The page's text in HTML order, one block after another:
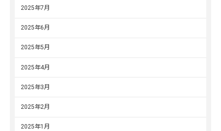
2025年7月
2025年6月
2025年5月
2025年4月
2025年3月
2025年2月
2025年1月